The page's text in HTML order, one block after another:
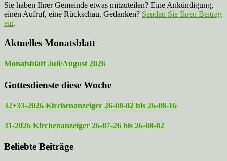
Sie haben Ihrer Gemeinde etwas mitzuteilen? Eine Ankündigung,
einen Aufruf, eine Rückschau, Gedanken? Senden Sie Ihren Beitrag
ein.
Aktuelles Monatsblatt
Monatsblatt Juli/August 2026
Gottesdienste diese Woche
32+33-2026 Kirchenanzeiger 26-08-02 bis 26-08-16
31-2026 Kirchenanzeiger 26-07-26 bis 26-08-02
Beliebte Beiträge